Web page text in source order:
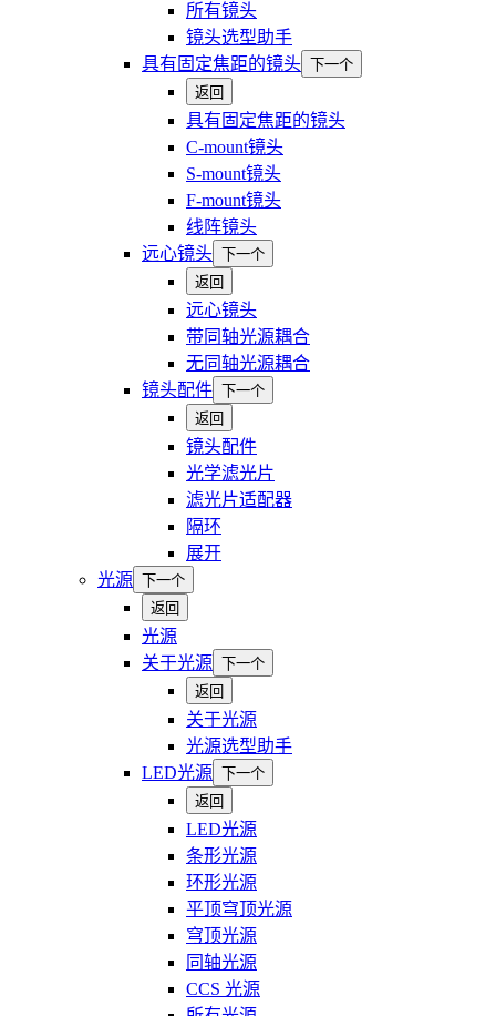
所有镜头
镜头选型助手
具有固定焦距的镜头
下一个
返回
具有固定焦距的镜头
C-mount镜头
S-mount镜头
F-mount镜头
线阵镜头
远心镜头
下一个
返回
远心镜头
带同轴光源耦合
无同轴光源耦合
镜头配件
下一个
返回
镜头配件
光学滤光片
滤光片适配器
隔环
展开
光源
下一个
返回
光源
关于光源
下一个
返回
关于光源
光源选型助手
LED光源
下一个
返回
LED光源
条形光源
环形光源
平顶穹顶光源
穹顶光源
同轴光源
CCS 光源